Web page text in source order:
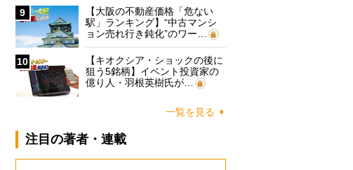
9
【大阪の不動産価格「危ない
駅」ランキング】“中古マンシ
ョン売れ行き鈍化”のワー…
10
【キオクシア・ショックの後に
狙う5銘柄】イベント投資家の
億り人・羽根英樹氏が…
一覧を見る
注目の著者・連載